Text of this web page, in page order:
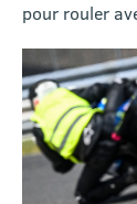
pour rouler